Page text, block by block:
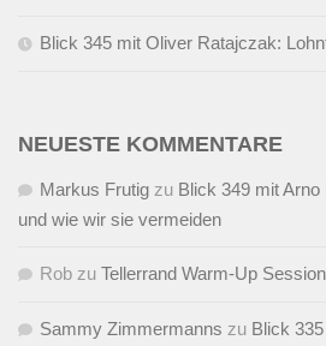
Blick 345 mit Oliver Ratajczak:
NEUESTE KOMMENTARE
Markus Frutig zu Blick 349 mit
und wie wir sie vermeiden
Rob zu Tellerrand Warm-Up Session
Sammy Zimmermanns zu Blick